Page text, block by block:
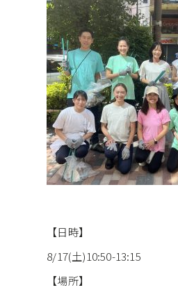
【日時】
8/17(土)10:50-13:15
【場所】